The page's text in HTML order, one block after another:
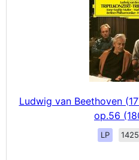
Ludwig van Beethoven
op.56
LP